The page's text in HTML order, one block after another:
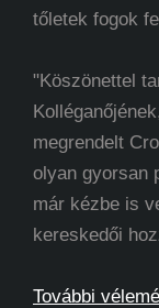
tőletek fogok
"Köszönettel
megrendelt
olyan gyorsan
már kézbe is
kereskedői
További